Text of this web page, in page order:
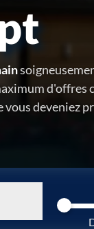
d'offres
vous deveniez